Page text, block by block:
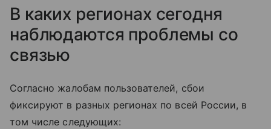
В каких регионах сегодня
наблюдаются проблемы со
связью
Согласно жалобам пользователей, сбои
фиксируют в разных регионах по всей России, в
том числе следующих: